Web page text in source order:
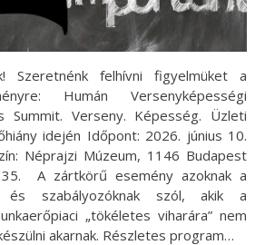
Szeretnénk felhívni figyelmüket a
Humán Versenyképességi
Summit. Verseny. Képesség. Üzleti
idején Időpont: 2026. június 10.
Néprajzi Múzeum, 1146 Budapest
A zártkörű esemény azoknak a
és szabályozóknak szól, akik a
„tökéletes viharára” nem
akarnak. Részletes program…